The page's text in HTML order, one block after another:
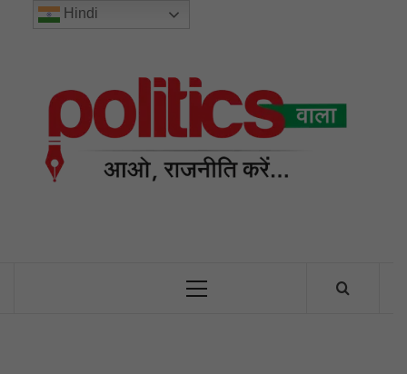
Primary
Hindi